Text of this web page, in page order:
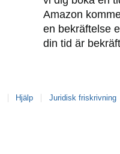
Amazon
en bekräftelse
din tid är
Hjälp Juridisk friskrivning